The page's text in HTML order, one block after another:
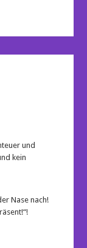
und
kein
Nase nach!